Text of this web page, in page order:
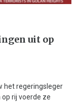
uit op
het regeringsleger
rij voerde ze